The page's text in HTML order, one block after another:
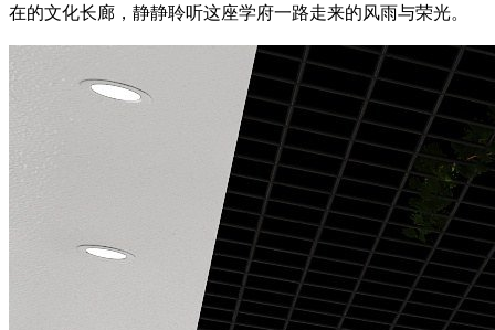
在的文化长廊，静静聆听这座学府一路走来的风雨与荣光。